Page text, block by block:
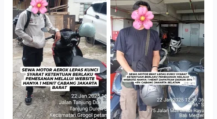
Cabang Jakarta
Barat
Cityplaza
Jatinegara Gedung
Parkir P6A